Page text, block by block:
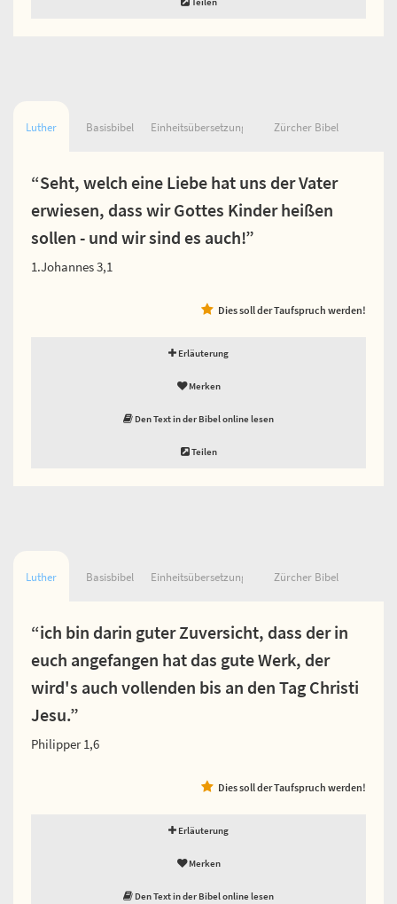
Luther Basisbibel Einheitsübersetzung Zürcher Bibel
“Seht, welch eine Liebe hat uns der Vater
erwiesen, dass wir Gottes Kinder heißen
sollen - und wir sind es auch!”
1.Johannes 3,1
Dies soll der Taufspruch werden!
Erläuterung
Merken
Den Text in der Bibel online lesen
Teilen
Luther Basisbibel Einheitsübersetzung Zürcher Bibel
“ich bin darin guter Zuversicht, dass der in
euch angefangen hat das gute Werk, der
wird's auch vollenden bis an den Tag Christi
Jesu.”
Philipper 1,6
Dies soll der Taufspruch werden!
Erläuterung
Merken
Den Text in der Bibel online lesen